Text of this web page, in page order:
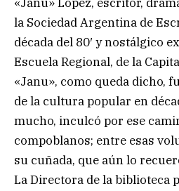
la Sociedad Argentina de
década del 80′ y nostálgico
Escuela Regional, de la
«Janu», como queda dicho,
de la cultura popular en
mucho, inculcó por ese
compoblanos; entre esas
su cuñada, que aún lo
La Directora de la biblioteca